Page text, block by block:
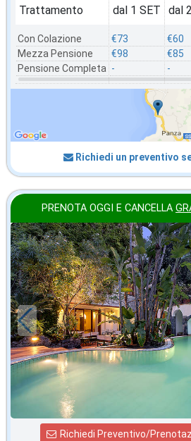
Trattamento
Con Colazione
Mezza Pensione
Pensione Completa
dal 1 SET
€73
€98
-
dal
€60
€85
-
Richiedi un preventivo
PRENOTA OGGI E CANCELLA
settembre
in offerta da
€97,00
a notte
Richiedi Preventivo/